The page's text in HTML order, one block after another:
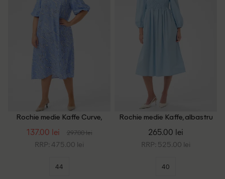
Rochie medie Kaffe Curve,
137.00 lei 297.00 lei
RRP: 475.00 lei
44
Rochie medie Kaffe, albastru
265.00 lei
RRP: 525.00 lei
40